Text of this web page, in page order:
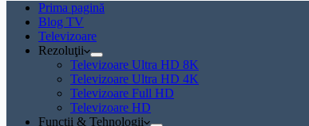
Prima pagină
Blog TV
Televizoare
Rezoluţii
Televizoare Ultra HD 8K
Televizoare Ultra HD 4K
Televizoare Full HD
Televizoare HD
Functii & Tehnologii